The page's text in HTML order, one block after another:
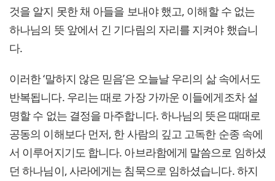
것을 알지 못한 채 아들을 보내야 했고, 이해할 수 없는
하나님의 뜻 앞에서 긴 기다림의 자리를 지켜야 했습니
다.
이러한 ‘말하지 않은 믿음’은 오늘날 우리의 삶 속에서도
반복됩니다. 우리는 때로 가장 가까운 이들에게조차 설
명할 수 없는 결정을 마주합니다. 하나님의 뜻은 때때로
공동의 이해보다 먼저, 한 사람의 깊고 고독한 순종 속에
서 이루어지기도 합니다. 아브라함에게 말씀으로 임하셨
던 하나님이, 사라에게는 침묵으로 임하셨습니다. 하지